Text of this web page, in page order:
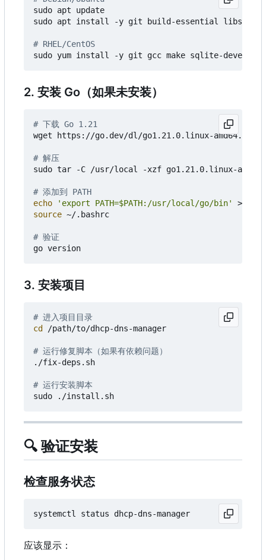
sudo apt update
sudo apt install -y git build-essential
# RHEL/CentOS
2. 安装 Go（如果未安装）
# 下载 Go 1.21
wget https://go.dev/dl/go1.21.0.linux-
# 解压
sudo tar -C /usr/local -xzf go1.21.0.linux-
# 添加到 PATH
echo
'export PATH=$PATH:/usr/local/go/bin'
source ~/.bashrc
# 验证
3. 安装项目
# 进入项目目录
cd
/path/to/dhcp-dns-manager
# 运行修复脚本（如果有依赖问题）
./fix-deps.sh
# 运行安装脚本
🔍 验证安装
检查服务状态
应该显示：